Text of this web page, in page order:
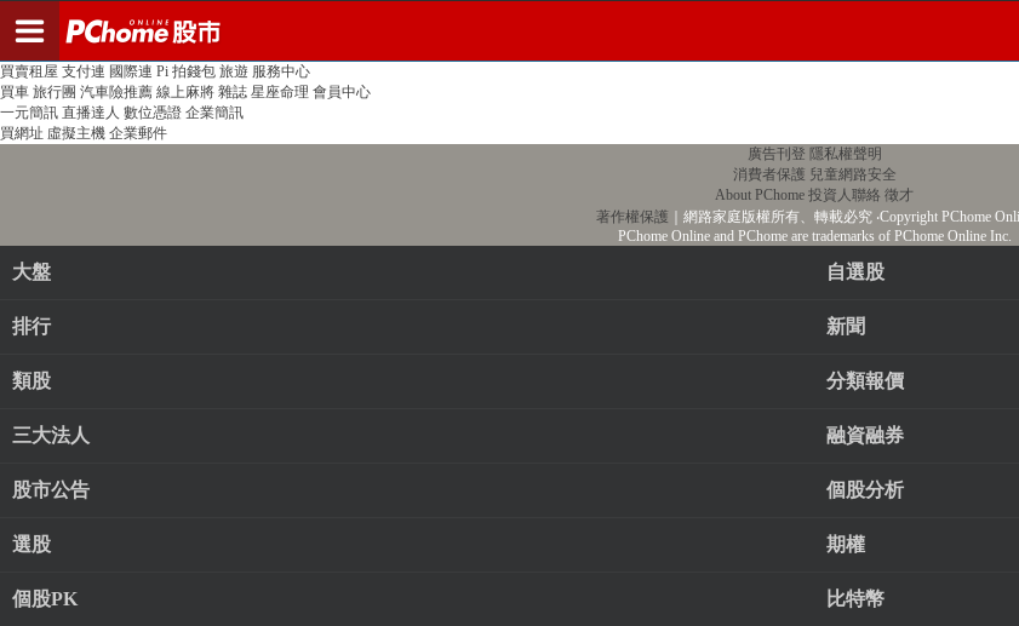
PChome首頁 線上購物 24h購物 書店
買賣租屋 支付連 國際連 Pi 拍錢包 旅遊 服務中心
買車 旅行團 汽車險推薦 線上麻將 雜誌 星座命理 會員中心
一元簡訊 直播達人 數位憑證 企業簡訊
買網址 虛擬主機 企業郵件
廣告刊登 隱私權聲明
消費者保護 兒童網路安全
About PChome 投資人聯絡 徵才
著作權保護 ｜網路家庭版權所有、轉載必究‧Copyright PChome
PChome Online and PChome are trademarks of PChome Online Inc.
大盤 自選股
排行 新聞
類股 分類報價
三大法人 融資融券
股市公告 個股分析
選股 期權
個股PK 比特幣